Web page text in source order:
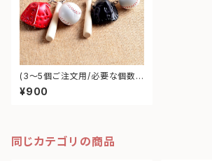
(3～5個ご注文用/必要な個数を
入力ください) ★刻印可★ベー
スボールキーホルダー(送料無
¥900
同じカテゴリの商品